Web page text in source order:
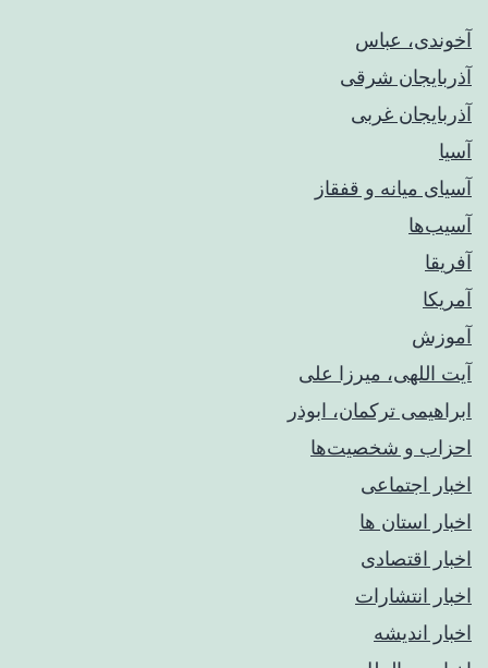
آخوندی، عباس
آذربایجان شرقی
آذربایجان غربی
آسیا
آسیای میانه و قفقاز
آسیب‌ها
آفریقا
آمریکا
آموزش
آیت اللهی، میرزا علی
ابراهیمی ترکمان، ابوذر
احزاب و شخصیت‌ها
اخبار اجتماعی
اخبار استان ها
اخبار اقتصادی
اخبار انتشارات
اخبار اندیشه